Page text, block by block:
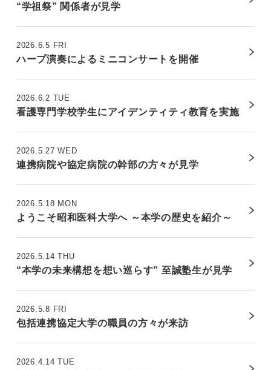
“学祖祭” 関係者が見学
2026.6.5 FRI
ハープ演奏によるミニコンサートを開催
2026.6.2 TUE
看護専門学校学生にアイデンティティ教育を実施
2026.5.27 WED
連携病院や協定病院の幹部の方々が見学
2026.5.18 MON
ようこそ昭和医科大学へ ～本学の歴史を紹介～
2026.5.14 THU
“本学の未来構想を想い巡らす” 至誠塾生が見学
2026.5.8 FRI
包括連携協定大学の職員の方々が来訪
2026.4.14 TUE